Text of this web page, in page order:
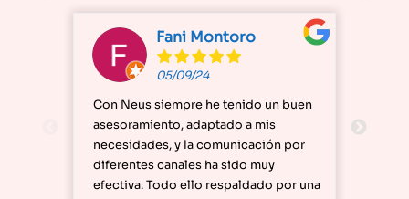
Fani Montoro
05/09/24
Con Neus siempre he tenido un buen
asesoramiento, adaptado a mis
necesidades, y la comunicación por
diferentes canales ha sido muy
efectiva. Todo ello respaldado por una